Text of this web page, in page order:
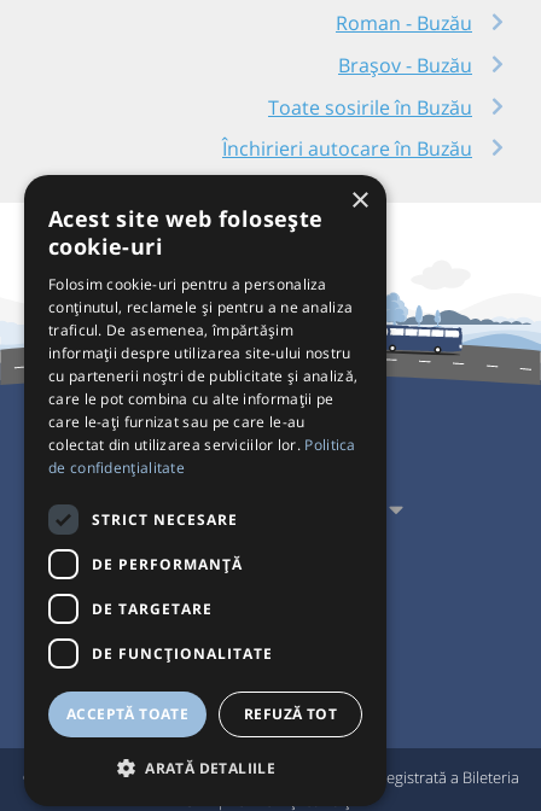
Roman - Buzău
Brașov - Buzău
Toate sosirile în Buzău
Închirieri autocare în Buzău
Pentru Călători
Pentru Transportatori
Interacționăm
Acceptăm plăți cu
© Bileteria 2004-2026 | Autogari.RO®
este marcă înregistrată a Bileteria
×
Acest site web folosește
cookie-uri
Folosim cookie-uri pentru a personaliza
conținutul, reclamele și pentru a ne analiza
traficul. De asemenea, împărtășim
informații despre utilizarea site-ului nostru
cu partenerii noștri de publicitate și analiză,
care le pot combina cu alte informații pe
care le-ați furnizat sau pe care le-au
colectat din utilizarea serviciilor lor. Politica
de confidențialitate
STRICT NECESARE
DE PERFORMANȚĂ
DE TARGETARE
DE FUNCŢIONALITATE
ACCEPTĂ TOATE REFUZĂ TOT
ARATĂ DETALIILE